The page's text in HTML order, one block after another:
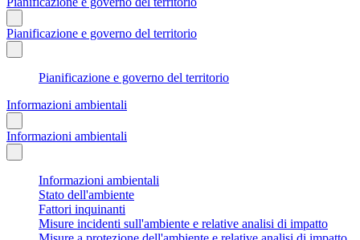
Pianificazione e governo del territorio
Pianificazione e governo del territorio
Informazioni ambientali
Informazioni ambientali
Informazioni ambientali
Stato dell'ambiente
Fattori inquinanti
Misure incidenti sull'ambiente e relative analisi di impatto